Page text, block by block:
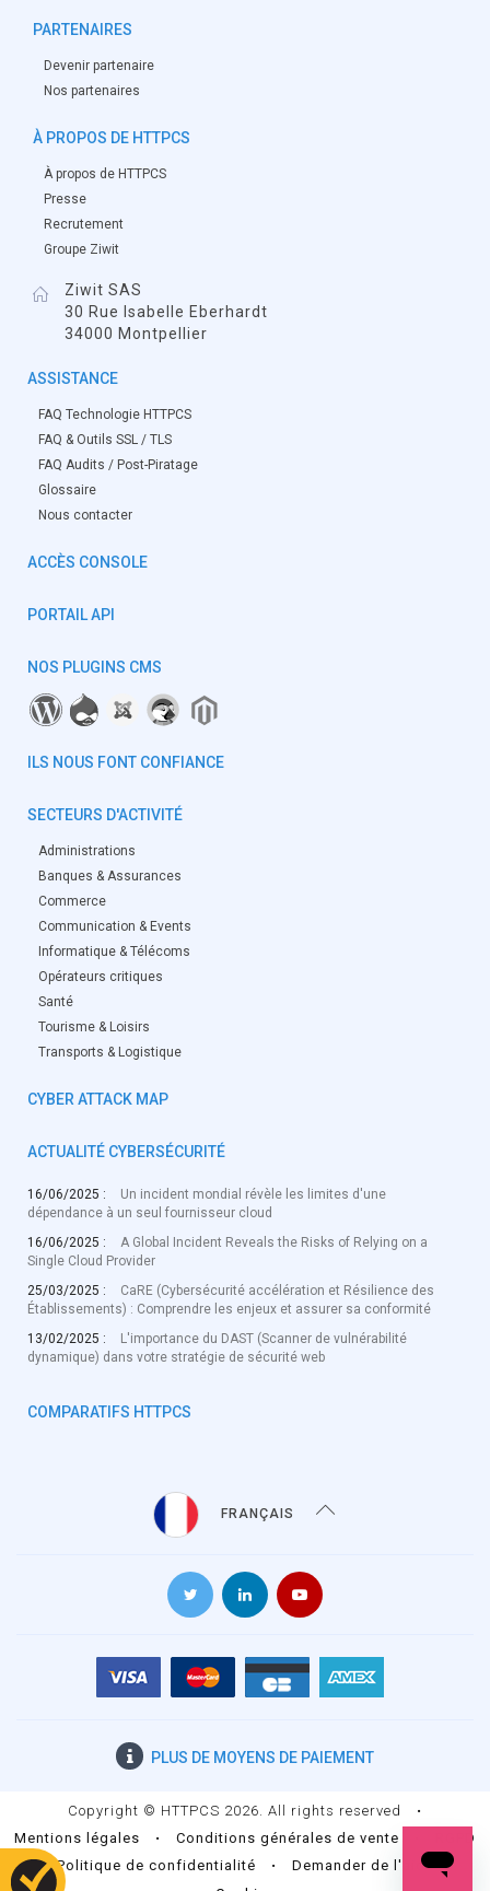
PARTENAIRES
Devenir partenaire
Nos partenaires
À PROPOS DE HTTPCS
À propos de HTTPCS
Presse
Recrutement
Groupe Ziwit
Ziwit SAS
30 Rue Isabelle Eberhardt
34000 Montpellier
ASSISTANCE
FAQ Technologie HTTPCS
FAQ & Outils SSL / TLS
FAQ Audits / Post-Piratage
Glossaire
Nous contacter
ACCÈS CONSOLE
PORTAIL API
NOS PLUGINS CMS
ILS NOUS FONT CONFIANCE
SECTEURS D'ACTIVITÉ
Administrations
Banques & Assurances
Commerce
Communication & Events
Informatique & Télécoms
Opérateurs critiques
Santé
Tourisme & Loisirs
Transports & Logistique
CYBER ATTACK MAP
ACTUALITÉ CYBERSÉCURITÉ
16/06/2025 :
Un incident mondial révèle les limites d'une
dépendance à un seul fournisseur cloud
16/06/2025 :
A Global Incident Reveals the Risks of Relying on a
Single Cloud Provider
25/03/2025 :
CaRE (Cybersécurité accélération et Résilience des
Établissements) : Comprendre les enjeux et assurer sa conformité
13/02/2025 :
L'importance du DAST (Scanner de vulnérabilité
dynamique) dans votre stratégie de sécurité web
COMPARATIFS HTTPCS
FRANÇAIS
PLUS DE MOYENS DE PAIEMENT
Copyright © HTTPCS 2026. All rights reserved
•
Mentions légales
• Conditions générales de vente
RGPD
•
Politique de confidentialité • Demander de l'aide
•